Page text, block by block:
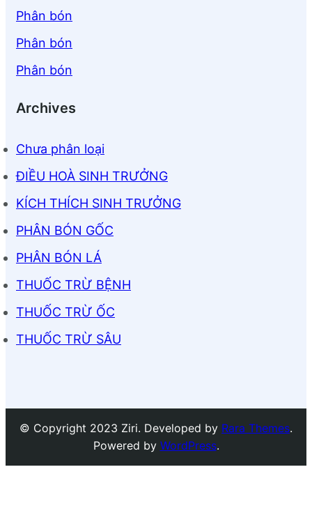
Phân bón
Phân bón
Phân bón
Archives
Chưa phân loại
ĐIỀU HOÀ SINH TRƯỞNG
KÍCH THÍCH SINH TRƯỞNG
PHÂN BÓN GỐC
PHÂN BÓN LÁ
THUỐC TRỪ BỆNH
THUỐC TRỪ ỐC
THUỐC TRỪ SÂU
© Copyright 2023 Ziri. Developed by Rara Themes.
Powered by WordPress.